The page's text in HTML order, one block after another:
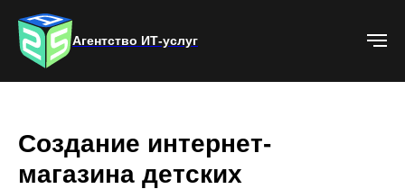
Агентство ИТ-услуг
Создание интернет-
магазина детских